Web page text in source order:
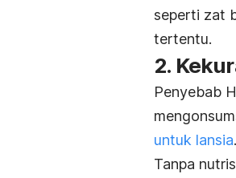
seperti zat
tertentu.
2.
Penyebab
untuk lansia.
Tanpa